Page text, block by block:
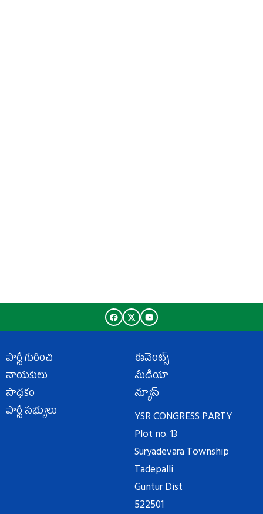
పార్టీ గురించి
నాయకులు
సాధకం
పార్టీ సభ్యులు
ఈవెంట్స్
మీడియా
న్యూస్
YSR CONGRESS PARTY
Plot no. 13
Suryadevara Township
Tadepalli
Guntur Dist
522501